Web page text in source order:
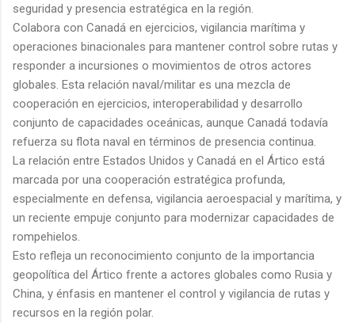
seguridad y presencia estratégica en la región.
Colabora con Canadá en ejercicios, vigilancia marítima y
operaciones binacionales para mantener control sobre rutas y
responder a incursiones o movimientos de otros actores
globales. Esta relación naval/militar es una mezcla de
cooperación en ejercicios, interoperabilidad y desarrollo
conjunto de capacidades oceánicas, aunque Canadá todavía
refuerza su flota naval en términos de presencia continua.
La relación entre Estados Unidos y Canadá en el Ártico está
marcada por una cooperación estratégica profunda,
especialmente en defensa, vigilancia aeroespacial y marítima, y
un reciente empuje conjunto para modernizar capacidades de
rompehielos.
Esto refleja un reconocimiento conjunto de la importancia
geopolítica del Ártico frente a actores globales como Rusia y
China, y énfasis en mantener el control y vigilancia de rutas y
recursos en la región polar.